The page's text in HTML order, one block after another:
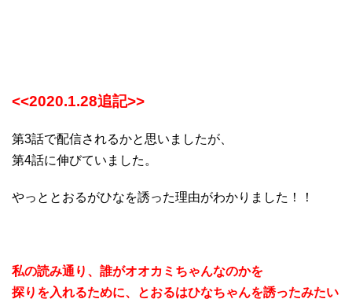
<<2020.1.28追記>>
第3話で配信されるかと思いましたが、
第4話に伸びていました。
やっととおるがひなを誘った理由がわかりました！！
私の読み通り、誰がオオカミちゃんなのかを
探りを入れるために、とおるはひなちゃんを誘ったみたい